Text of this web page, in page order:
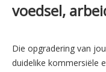
voedsel,
Die opgradering van
duidelike kommersiële